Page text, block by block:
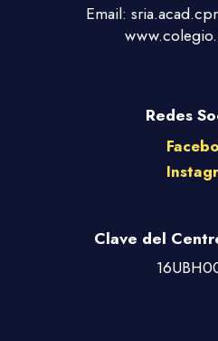
Email:
Redes
Clave del